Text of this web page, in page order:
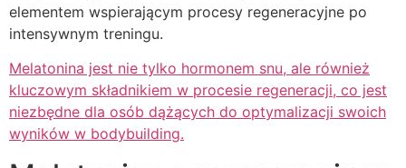
elementem wspierającym procesy regeneracyjne po
intensywnym treningu.
Melatonina jest nie tylko hormonem snu, ale również
kluczowym składnikiem w procesie regeneracji, co jest
niezbędne dla osób dążących do optymalizacji swoich
wyników w bodybuilding.